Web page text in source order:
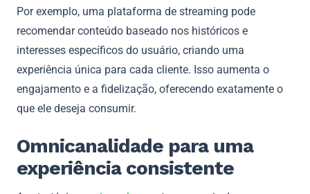
Por exemplo, uma plataforma de streaming pode
recomendar conteúdo baseado nos históricos e
interesses específicos do usuário, criando uma
experiência única para cada cliente. Isso aumenta o
engajamento e a fidelização, oferecendo exatamente o
que ele deseja consumir.
Omnicanalidade para uma
experiência consistente